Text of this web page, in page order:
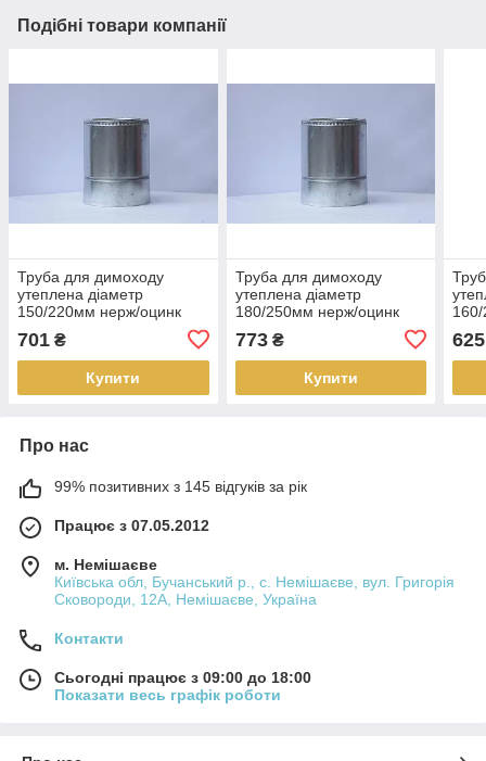
Подібні товари компанії
Труба для димоходу
утеплена діаметр
150/220мм нерж/оцинк
0,25м 1мм (сендвіч) AISI
304
701 ₴
Купити
Труба для димоходу
утеплена діаметр
180/250мм нерж/оцинк
0,25м 1мм (сендвіч) AISI
304
773₴
Купити
304
625
Про нас
99% позитивних з 145 відгуків за рік
Працює з 07.05.2012
м. Немішаєве
Київська обл, Бучанський р., с. Немішаєве, вул. Григорія
Сковороди, 12А, Немішаєве, Україна
Контакти
Сьогодні працює з 09:00 до 18:00
Показати весь графік роботи